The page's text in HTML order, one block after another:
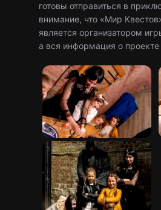
готовы отправиться в
внимание, что «Мир
является организатором
а вся информация о